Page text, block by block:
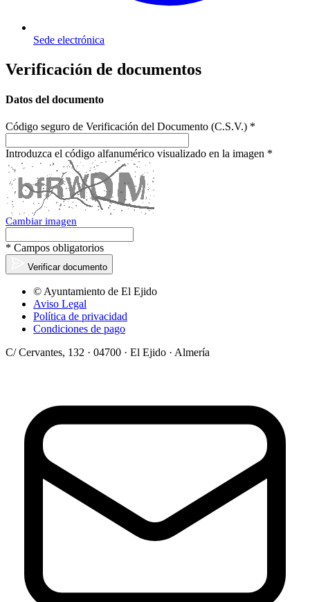
Sede electrónica
Verificación de documentos
Datos del documento
Código seguro de Verificación del Documento (C.S.V.) *
Introduzca el código alfanumérico visualizado en la imagen *
Cambiar imagen
* Campos obligatorios
Verificar documento
© Ayuntamiento de El Ejido
Aviso Legal
Política de privacidad
Condiciones de pago
C/ Cervantes, 132 · 04700 · El Ejido · Almería